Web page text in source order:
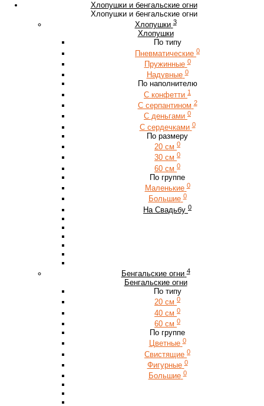
Хлопушки и бенгальские огни
Хлопушки и бенгальские огни
Хлопушки 3
Хлопушки
По типу
Пневматические 0
Пружинные 0
Надувные 0
По наполнителю
С конфетти 1
С серпантином 2
С деньгами 0
С сердечками 0
По размеру
20 см 0
30 см 0
60 см 0
По группе
Маленькие 0
Большие 0
На Свадьбу 0
Бенгальские огни 4
Бенгальские огни
По типу
20 см 0
40 см 0
60 см 0
По группе
Цветные 0
Свистящие 0
Фигурные 0
Большие 0